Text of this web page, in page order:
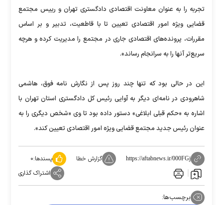
تجربه را به عنوان معاونت اقتصادی دادگستری تهران و رییس مجتمع
قضایی ویژه‌ امور اقتصادی تعیین تا با قاطعیت، تدبیر و بر اساس
مقررات، پرونده‌های اقتصادی جاری در مجتمع را مدیریت كرده و هرچه
سریع‌تر آنها را به سرانجام رساند».
این در حالی بود که تنها چند روز پس از نگارش نامه فوق، هاشمی
شاهرودی در نامه‌ای دیگر به آوایی رئیس کل دادگستری استان تهران با
اشاره به «حکم قبلی ابلاغی» دستور داده بود تا وی «شخص دیگری را به
عنوان رئیس جدید مجتمع قضایی ویژه امور اقتصادی تعیین کند».
https://aftabnews.ir/000FGj گزارش خطا پسندها:۰
اشتراک گذاری
برچسب‌ها: